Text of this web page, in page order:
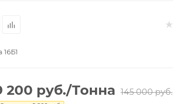
16Б1
200 руб./Тонна 145 000руб.